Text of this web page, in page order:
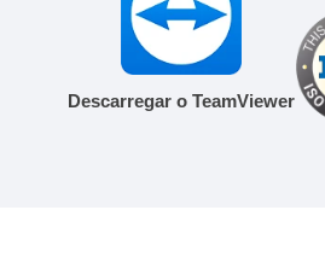
Descarregar o TeamViewer